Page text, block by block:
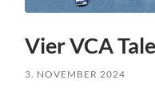
Vier VCA
3. NOVEMBER 2024